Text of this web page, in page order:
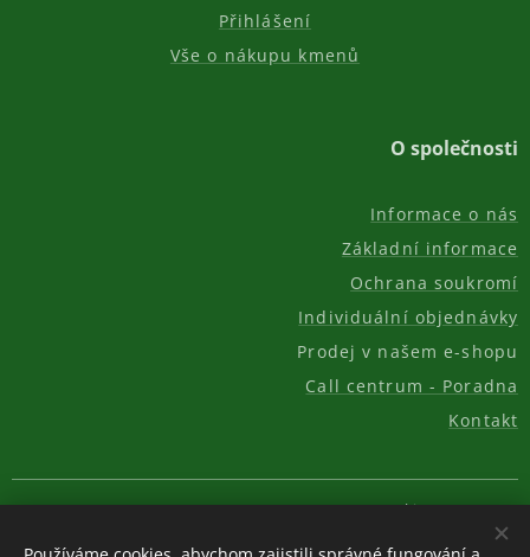
Přihlášení
Vše o nákupu kmenů
O společnosti
Informace o nás
Základní informace
Ochrana soukromí
Individuální objednávky
Prodej v našem e-shopu
Call centrum - Poradna
Kontakt
© 2011-2026, AKC REAL GROUP s.r.o. Cookies